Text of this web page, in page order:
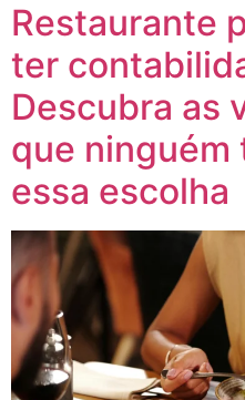
Restaurante
ter
Descubra as
que ninguém
essa escolha